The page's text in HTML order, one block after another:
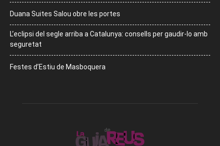
Duana Suites Salou obre les portes
L’eclipsi del segle arriba a Catalunya: consells per gaudir-lo amb
seguretat
Festes d’Estiu de Masboquera